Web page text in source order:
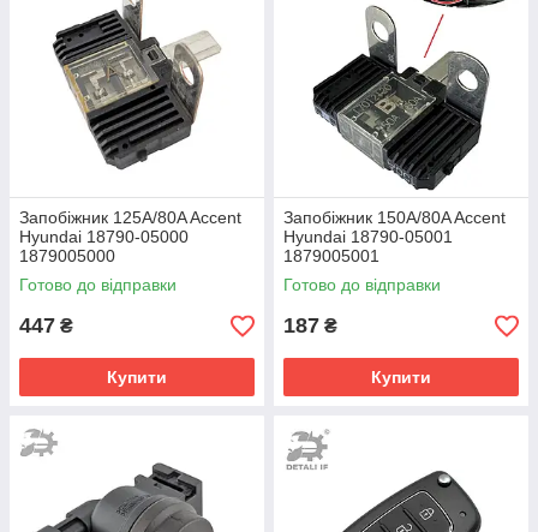
Запобіжник 125A/80A Accent
Hyundai 18790-05000
1879005000
Готово до відправки
447 ₴
Купити
Запобіжник 150A/80A Accent
Hyundai 18790-05001
1879005001
Готово до відправки
187 ₴
Купити